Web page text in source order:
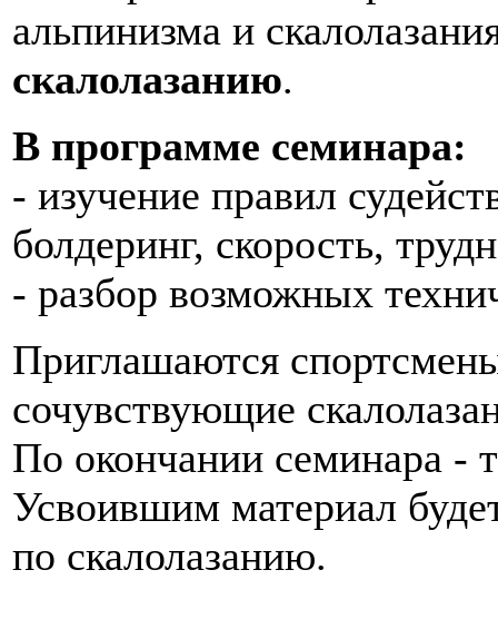
альпинизма и
скалолазанию.
В программе семинара:
- изучение правил
болдеринг, скорость,
- разбор возможных
Приглашаются
сочувствующие
По окончании семинара -
Усвоившим материал
по скалолазанию.